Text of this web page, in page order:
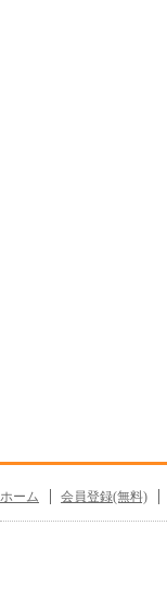
ホーム 会員登録(無料)